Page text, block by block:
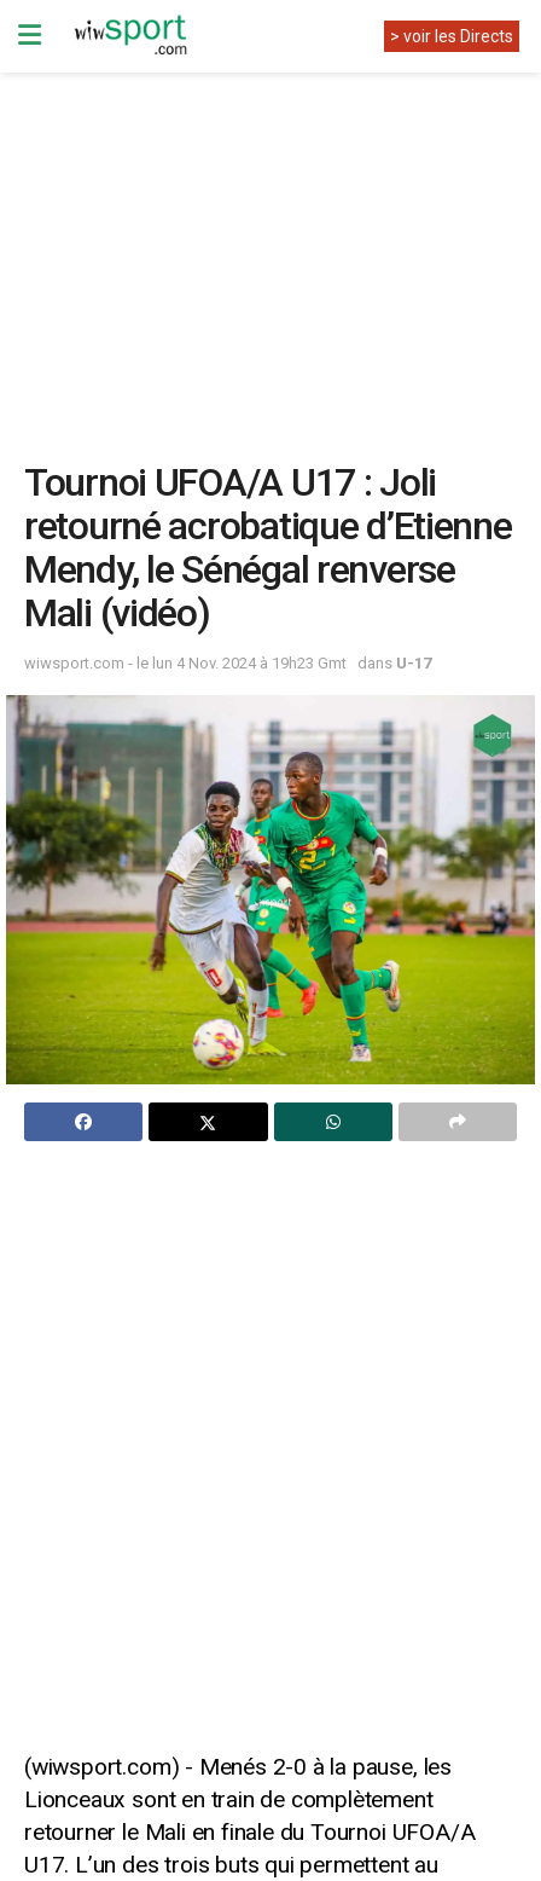
> voir les Directs
Tournoi UFOA/A U17 : Joli
retourné acrobatique d’Etienne
Mendy, le Sénégal renverse
Mali (vidéo)
wiwsport.com - le lun 4 Nov. 2024 à 19h23 Gmt dans U-17
Menés 2-0 à la pause, les
Lionceaux sont en train de complètement
retourner le Mali en finale du Tournoi UFOA/A
U17. L’un des trois buts qui permettent au